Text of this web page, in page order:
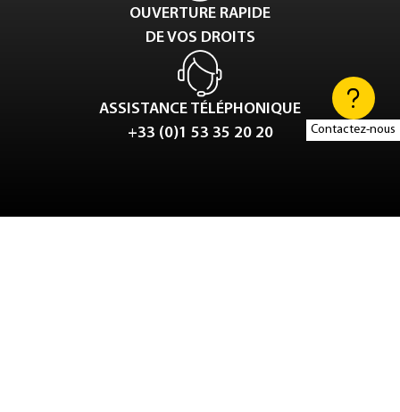
Contactez-nous
OUVERTURE RAPIDE
DE VOS DROITS
ASSISTANCE TÉLÉPHONIQUE
+33 (0)1 53 35 20 20